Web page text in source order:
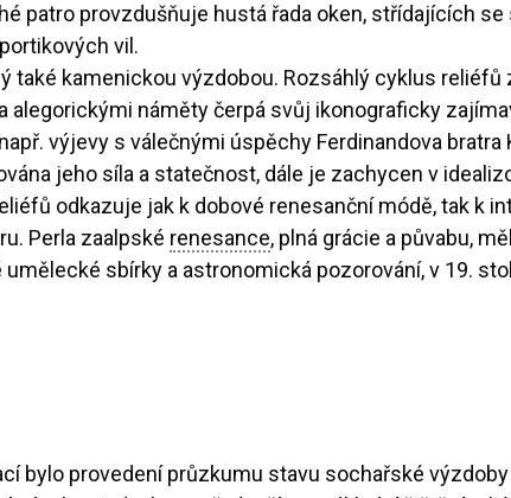
patro provzdušňuje hustá řada oken, střídajících
vil.
také kamenickou výzdobou. Rozsáhlý cyklus
náměty čerpá svůj ikonograficky
výjevy s válečnými úspěchy Ferdinandova bratra
jeho síla a statečnost, dále je zachycen v
odkazuje jak k dobové renesanční módě, tak k
Perla zaalpské renesance, plná grácie a půvabu,
sbírky a astronomická pozorování, v 19.
bylo provedení průzkumu stavu sochařské